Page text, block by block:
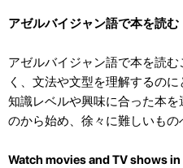
アゼルバイジャン語で本を読む
アゼルバイジャン語で本を読
く、文法や文型を理解するの
知識レベルや興味に合った本
のから始め、徐々に難しいもの
Watch movies and TV shows